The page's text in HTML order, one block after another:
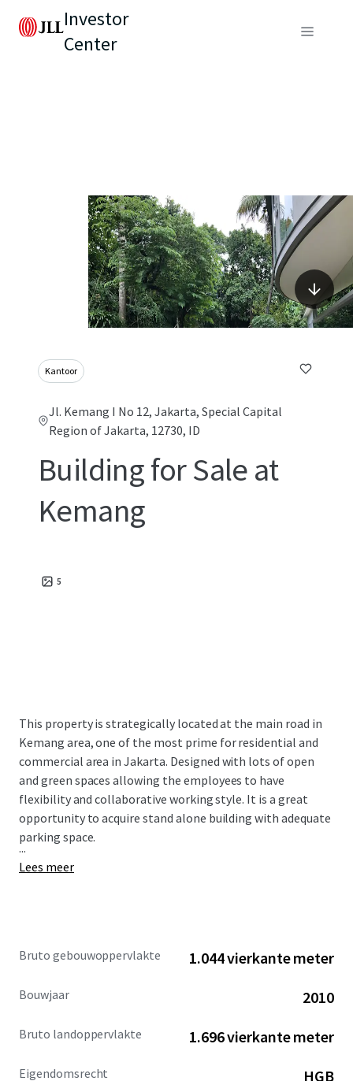
Investor
Center
Kantoor
Jl. Kemang I No 12, Jakarta, Special Capital
Region of Jakarta, 12730, ID
Building for Sale at
Kemang
5
This property is strategically located at the main road in
Kemang area, one of the most prime for residential and
commercial area in Jakarta. Designed with lots of open
and green spaces allowing the employees to have
flexibility and collaborative working style. It is a great
opportunity to acquire stand alone building with adequate
parking space.
...
Lees meer
Bruto gebouwoppervlakte 1.044 vierkante meter
Bouwjaar 2010
Bruto landoppervlakte 1.696 vierkante meter
Eigendomsrecht HGB